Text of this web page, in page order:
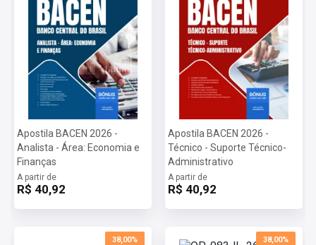
Apostila BACEN 2026 -
Analista - Área: Economia e
Finanças
A partir de
R$ 40,92
Apostila BACEN 2026 -
Técnico - Suporte Técnico-
Administrativo
A partir de
R$ 40,92
38,00% 38,00%